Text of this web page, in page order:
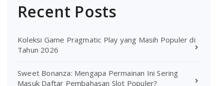
Recent Posts
Koleksi Game Pragmatic Play yang Masih Populer di
Tahun 2026
Sweet Bonanza: Mengapa Permainan Ini Sering
Masuk Daftar Pembahasan Slot Populer?